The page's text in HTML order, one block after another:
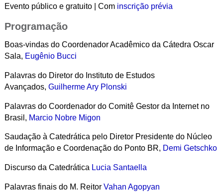
Evento público e gratuito | Com inscrição prévia
Programação
Boas-vindas do Coordenador Acadêmico da Cátedra Oscar
Sala, Eugênio Bucci
Palavras do Diretor do Instituto de Estudos
Avançados, Guilherme Ary Plonski
Palavras do Coordenador do Comitê Gestor da Internet no
Brasil, Marcio Nobre Migon
Saudação à Catedrática pelo Diretor Presidente do Núcleo
de Informação e Coordenação do Ponto BR, Demi Getschko
Discurso da Catedrática Lucia Santaella
Palavras finais do M. Reitor Vahan Agopyan